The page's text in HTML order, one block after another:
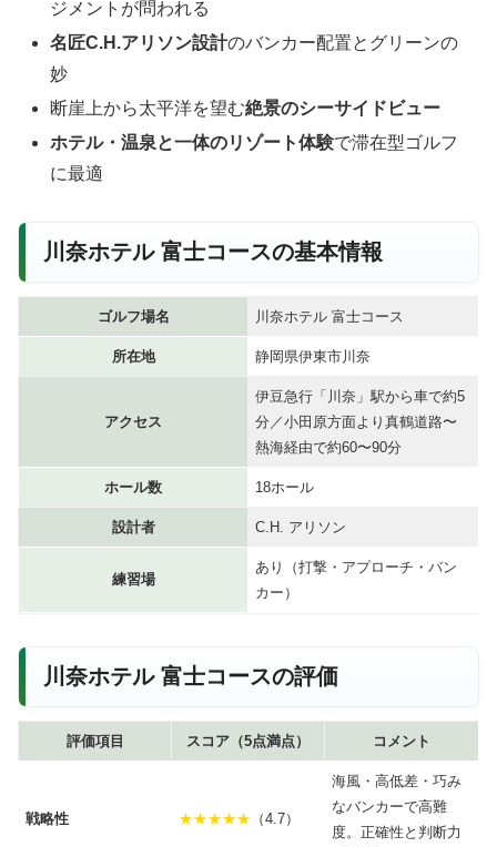
ジメントが問われる
名匠C.H.アリソン設計のバンカー配置とグリーンの
妙
断崖上から太平洋を望む絶景のシーサイドビュー
ホテル・温泉と一体のリゾート体験で滞在型ゴルフ
に最適
川奈ホテル 富士コースの基本情報
ゴルフ場名 川奈ホテル 富士コース
所在地 静岡県伊東市川奈
アクセス
伊豆急行「川奈」駅から車で約5
分／小田原方面より真鶴道路〜
熱海経由で約60〜90分
ホール数 18ホール
設計者 C.H. アリソン
練習場
あり（打撃・アプローチ・バン
カー）
川奈ホテル 富士コースの評価
評価項目 スコア（5点満点） コメント
戦略性 ★★★★★ （4.7）
海風・高低差・巧み
なバンカーで高難
度。正確性と判断力